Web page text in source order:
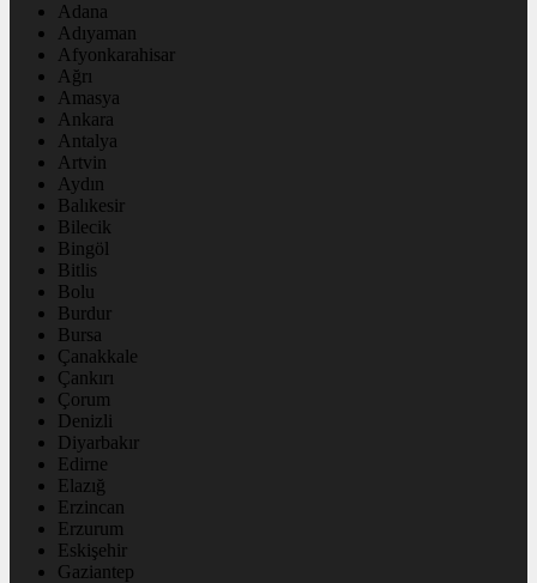
Adana
Adıyaman
Afyonkarahisar
Ağrı
Amasya
Ankara
Antalya
Artvin
Aydın
Balıkesir
Bilecik
Bingöl
Bitlis
Bolu
Burdur
Bursa
Çanakkale
Çankırı
Çorum
Denizli
Diyarbakır
Edirne
Elazığ
Erzincan
Erzurum
Eskişehir
Gaziantep